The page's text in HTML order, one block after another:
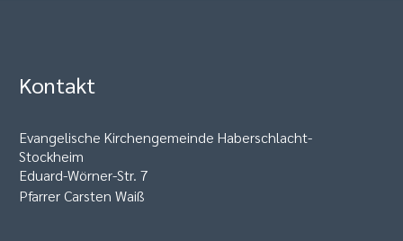
Kontakt
Evangelische Kirchengemeinde Haberschlacht-
Stockheim
Eduard-Wörner-Str. 7
Pfarrer Carsten Waiß